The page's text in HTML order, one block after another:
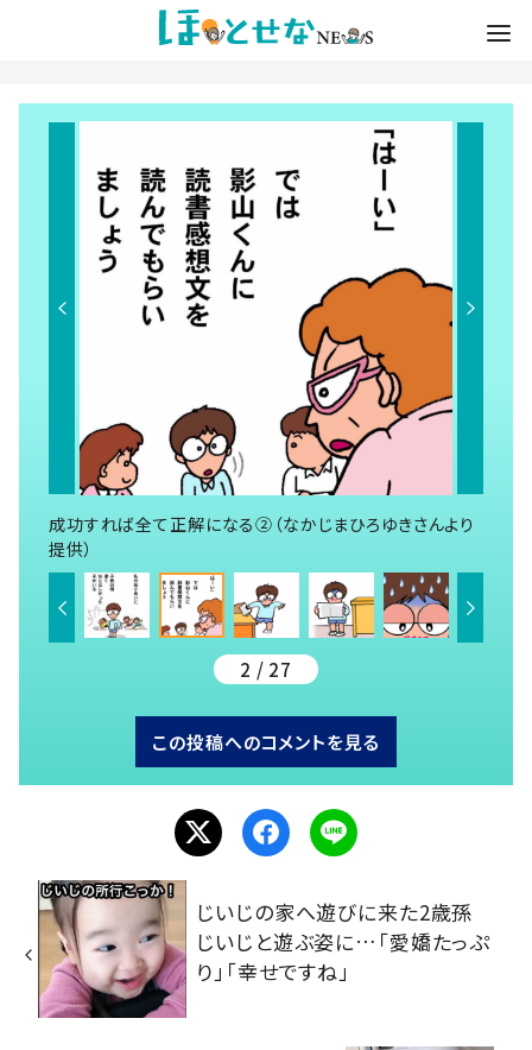
成功すれば全て正解になる②（なかじまひろゆきさんより
提供）
2 / 27
この投稿へのコメントを見る
じいじの家へ遊びに来た2歳孫
じいじと遊ぶ姿に…「愛嬌たっぷ
り」「幸せですね」